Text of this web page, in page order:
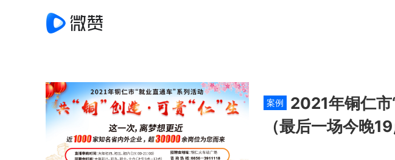
案例
2021年铜仁市
（最后一场今晚